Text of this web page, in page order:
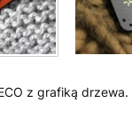
z grafiką drzewa.